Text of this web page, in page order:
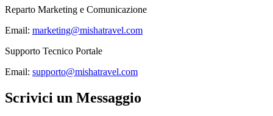
Reparto Marketing e Comunicazione
Email: marketing@mishatravel.com
Supporto Tecnico Portale
Email: supporto@mishatravel.com
Scrivici un Messaggio